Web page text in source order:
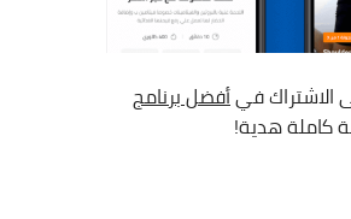
الاشتراك فيأفضل برنامج
كاملة هدية!